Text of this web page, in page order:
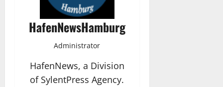
HafenNewsHamburg
Administrator
HafenNews, a Division
of SylentPress Agency.